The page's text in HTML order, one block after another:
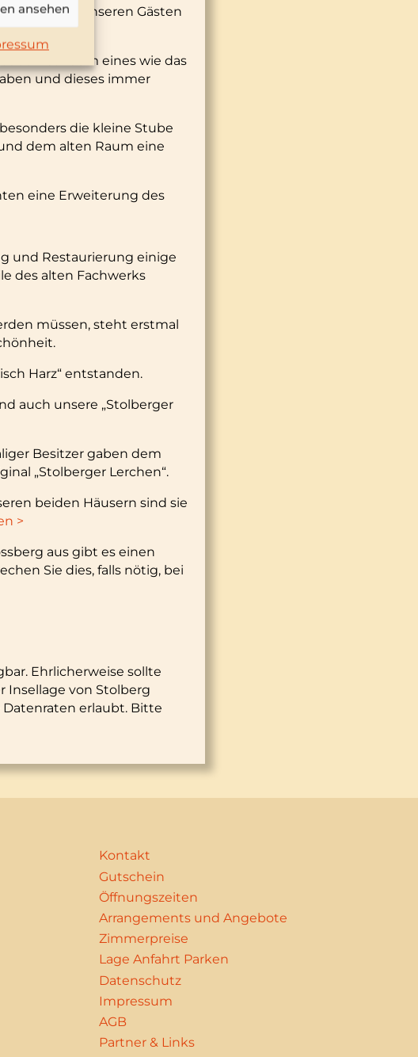
ansehenund unseren Gästen
ist kaum eines wie das
und dieses immer
die kleine Stube
dem alten Raum eine
eine Erweiterung des
und Restaurierung einige
des alten Fachwerks
müssen, steht erstmal
Harz“ entstanden.
auch unsere „Stolberger
Besitzer gaben dem
„Stolberger Lerchen“.
beiden Häusern sind sie
>
aus gibt es einen
Sie dies, falls nötig, bei
Ehrlicherweise sollte
Insellage von Stolberg
erlaubt. Bitte
Kontakt
Gutschein
Öffnungszeiten
Arrangements und Angebote
Zimmerpreise
Lage Anfahrt Parken
Datenschutz
Impressum
AGB
Partner & Links